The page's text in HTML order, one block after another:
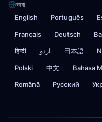
ভাষা
English Português
Français Deutsch
हिन्दी اردو 日本語
Polski 中文 Bahasa
Română Русский